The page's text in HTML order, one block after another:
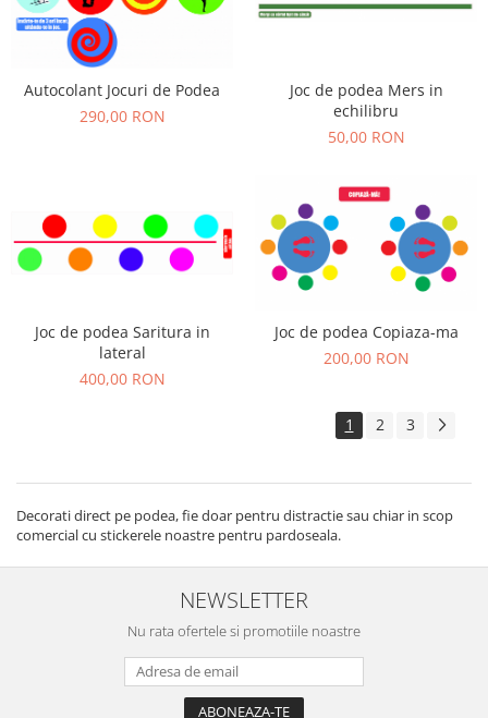
Autocolant Jocuri de Podea
290,00 RON
Joc de podea Mers in
echilibru
50,00 RON
Joc de podea Saritura in
lateral
400,00 RON
Joc de podea Copiaza-ma
200,00 RON
1 2 3
Decorati direct pe podea, fie doar pentru distractie sau chiar in scop
comercial cu stickerele noastre pentru pardoseala.
NEWSLETTER
Nu rata ofertele si promotiile noastre